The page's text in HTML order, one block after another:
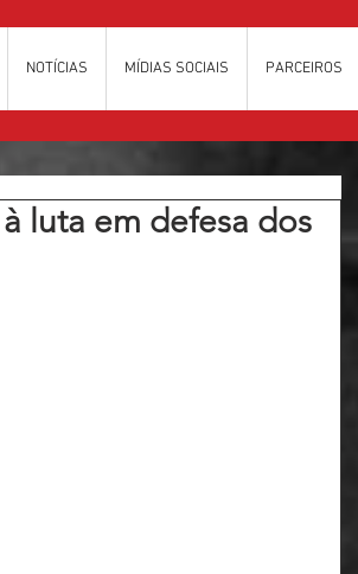
NOTÍCIAS MÍDIAS SOCIAIS PARCEIROS
luta em defesa dos